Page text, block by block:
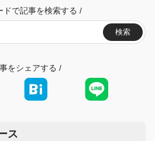
ドで記事を検索する /
検索
をシェアする /
ス